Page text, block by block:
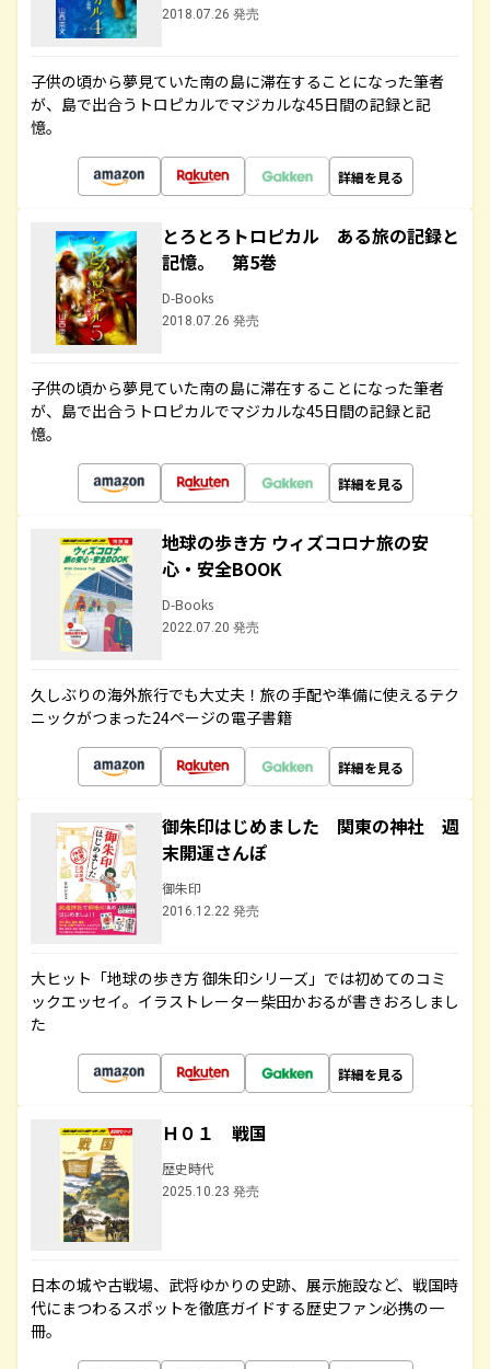
2018.07.26 発売
子供の頃から夢見ていた南の島に滞在することになった筆者
が、島で出合うトロピカルでマジカルな45日間の記録と記
憶。
詳細を見る
とろとろトロピカル ある旅の記録と
記憶。 第5巻
D-Books
2018.07.26 発売
子供の頃から夢見ていた南の島に滞在することになった筆者
が、島で出合うトロピカルでマジカルな45日間の記録と記
憶。
詳細を見る
地球の歩き方 ウィズコロナ旅の安
心・安全BOOK
D-Books
2022.07.20 発売
久しぶりの海外旅行でも大丈夫！旅の手配や準備に使えるテク
ニックがつまった24ページの電子書籍
詳細を見る
御朱印はじめました 関東の神社 週
末開運さんぽ
御朱印
2016.12.22 発売
大ヒット「地球の歩き方 御朱印シリーズ」では初めてのコミ
ックエッセイ。イラストレーター柴田かおるが書きおろしまし
た
詳細を見る
Ｈ０１ 戦国
歴史時代
2025.10.23 発売
日本の城や古戦場、武将ゆかりの史跡、展示施設など、戦国時
代にまつわるスポットを徹底ガイドする歴史ファン必携の一
冊。